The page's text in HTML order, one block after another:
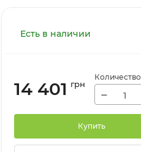
Есть в наличии
14 401 грн
Количество
−
Купить